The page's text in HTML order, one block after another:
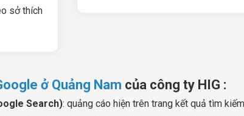
sở thích
ở Quảng Nam của công ty HIG :
Search): quảng cáo hiện trên trang kết quả tìm